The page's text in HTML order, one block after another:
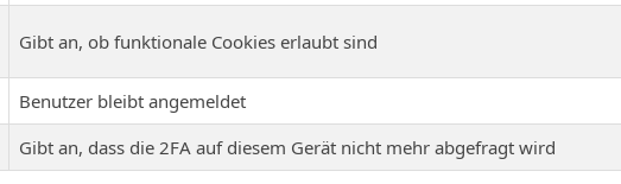
Gibt an, ob funktionale Cookies erlaubt sind
Benutzer bleibt angemeldet
Gibt an, dass die 2FA auf diesem Gerät nicht mehr abgefragt wird